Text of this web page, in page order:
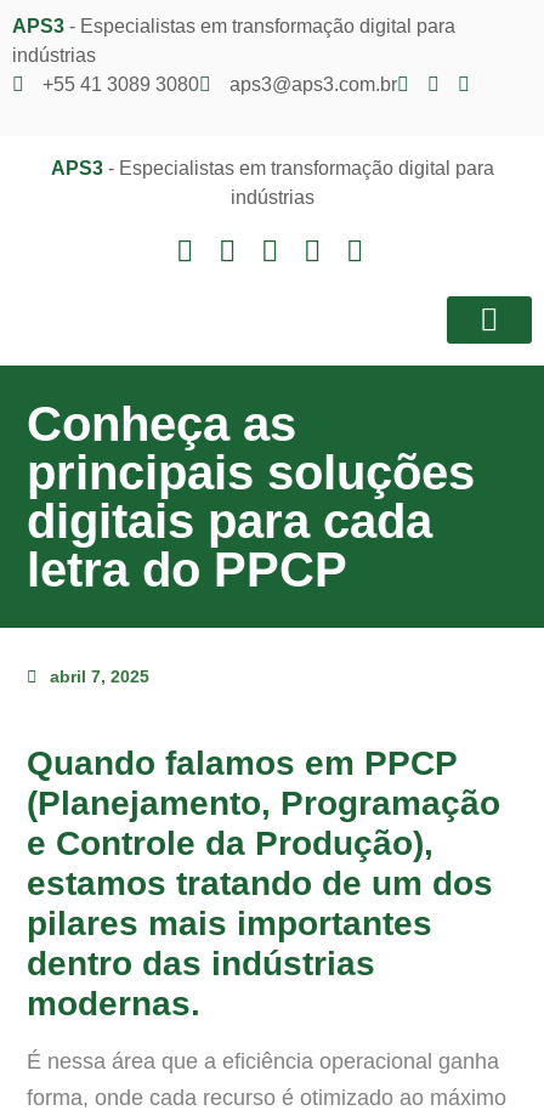
APS3 - Especialistas em transformação digital para
indústrias
+55 41 3089 3080
aps3@aps3.com.br
APS3- Especialistas em transformação digital para
indústrias
Conheça as
principais soluções
digitais para cada
letra do PPCP
abril 7, 2025
Quando falamos em PPCP
(Planejamento, Programação
e Controle da Produção),
estamos tratando de um dos
pilares mais importantes
dentro das indústrias
modernas.
É nessa área que a eficiência operacional ganha
forma, onde cada recurso é otimizado ao máximo